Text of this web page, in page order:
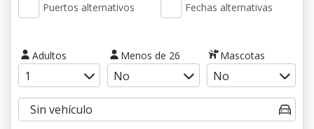
Puertos alternativos Fechas alternativas
Adultos Menos de 26 Mascotas